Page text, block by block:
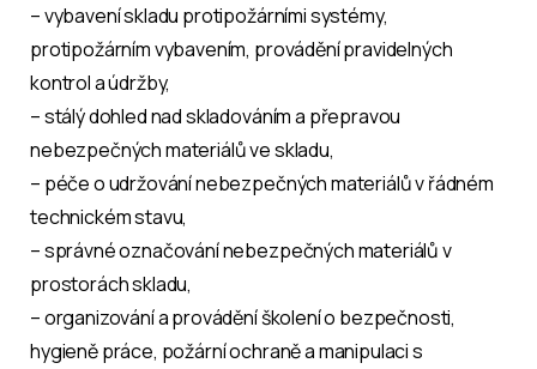
– vybavení skladu protipožárními systémy,
protipožárním vybavením, provádění pravidelných
kontrol a údržby,
– stálý dohled nad skladováním a přepravou
nebezpečných materiálů ve skladu,
– péče o udržování nebezpečných materiálů v řádném
technickém stavu,
– správné označování nebezpečných materiálů v
prostorách skladu,
– organizování a provádění školení o bezpečnosti,
hygieně práce, požární ochraně a manipulaci s